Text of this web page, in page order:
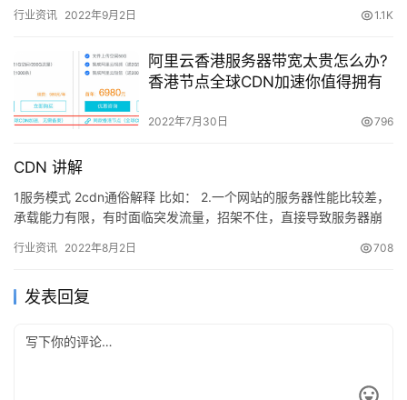
行业资讯 2022年9月2日 1.1K
阿里云香港服务器带宽太贵怎么办?
香港节点全球CDN加速你值得拥有
2022年7月30日 796
CDN 讲解
1服务模式 2cdn通俗解释 比如： 2.一个网站的服务器性能比较差，
承载能力有限，有时面临突发流量，招架不住，直接导致服务器崩
行业资讯 2022年8月2日 708
发表回复